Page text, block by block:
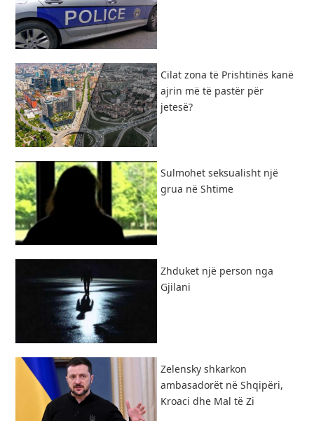
Cilat zona të Prishtinës kanë
ajrin më të pastër për
jetesë?
Sulmohet seksualisht një
grua në Shtime
Zhduket një person nga
Gjilani
Zelensky shkarkon
ambasadorët në Shqipëri,
Kroaci dhe Mal të Zi